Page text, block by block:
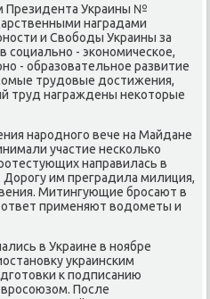
Президента Украины №
наградами
и Свободы Украины за
социально - экономическое,
- образовательное развитие
трудовые достижения,
труд награждены некоторые
народного вече на Майдане
участие несколько
направилась в
им преградила милиция,
Митингующие бросают в
применяют водометы и
в Украине в ноябре
украинским
к подписанию
После